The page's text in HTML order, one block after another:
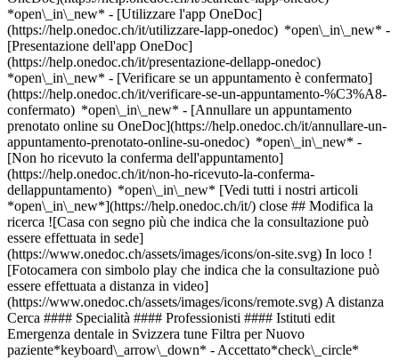
*open\_in\_new* - [Utilizzare l'app OneDoc]
(https://help.onedoc.ch/it/utilizzare-lapp-onedoc) *open\_in\_new* -
[Presentazione dell'app OneDoc]
(https://help.onedoc.ch/it/presentazione-dellapp-onedoc)
*open\_in\_new* - [Verificare se un appuntamento è confermato](https://help.onedoc.ch/it/verificare-se-un-appuntamento-%C3%A8-confermato) *open\_in\_new* - [Annullare un appuntamento prenotato online su OneDoc](https://help.onedoc.ch/it/annullare-un-appuntamento-prenotato-online-su-onedoc) *open\_in\_new* - [Non ho ricevuto la conferma dell'appuntamento](https://help.onedoc.ch/it/non-ho-ricevuto-la-conferma-dellappuntamento) *open\_in\_new* [Vedi tutti i nostri articoli *open\_in\_new*](https://help.onedoc.ch/it/) close ## Modifica la ricerca ![Casa con segno più che indica che la consultazione può essere effettuata in sede](https://www.onedoc.ch/assets/images/icons/on-site.svg) In loco ![Fotocamera con simbolo play che indica che la consultazione può essere effettuata a distanza in video](https://www.onedoc.ch/assets/images/icons/remote.svg) A distanza Cerca #### Specialità #### Professionisti #### Istituti edit Emergenza dentale in Svizzera tune Filtra per Nuovo paziente*keyboard\_arrow\_down* - Accettato*check\_circle* Lingua parlata*keyboard\_arrow\_down* - Albanese*check\_circle* - Arabo*check\_circle* - Armeno*check\_circle* - Catalano*check\_circle* - Croato*check\_circle* - Danese*check\_circle* - Francese*check\_circle* - Greco*check\_circle* - Inglese*check\_circle* - Italiano*check\_circle* - Lussemburghese*check\_circle* - Olandese*check\_circle* - Persiano*check\_circle* - Portoghese*check\_circle* - Rumeno*check\_circle* - Russo*check\_circle* - Serbo*check\_circle* - Spagnolo*check\_circle* - Svedese*check\_circle* - Tedesco*check\_circle* - Turco*check\_circle* Sesso*keyboard\_arrow\_down* - Donna*check\_circle* - Uomo*check\_circle* Rete*keyboard\_arrow\_down* - Hirslanden*check\_circle* Disponibilità*keyboard\_arrow\_down* - Disponibile oggi*check\_circle* - Entro i prossimi 3 giorni*check\_circle* - Entro i prossimi 7 giorni*check\_circle* - Entro i prossimi 14 giorni*check\_circle* # __Emergenza dentale__ in __Svizzera__: prenota il tuo appuntamento online oggi [![Dr. med. dent. Nenad Antic, dentista a Basilea](https://assets.onedoc.ch/images/users/06c2da97398740d4c3fb69798b15164714c62aee7ffdd4dc07d9c522438ba942.jpg "Dr. med. dent. Nenad Antic, dentista a Basilea")](https://www.onedoc.ch/it/dentista/basilea/ppfg/dr-med-dent-nenad-antic) ### [Dr. med. dent. Nenad Antic](https://www.onedoc.ch/it/dentista/basilea/ppfg/dr-med-dent-nenad-antic) ![Badge che indica un profilo verificato](https://www.onedoc.ch/assets/images/icons/checkmark.svg) [Dentista](https://www.onedoc.ch/it/dentista/basilea) [Zahnarztpraxis im Holbeinpark - Dr. med. dent. Nenad Antic](https://www.onedoc.ch/it/studio-dentistico/basilea/ei2w/zahnarztpraxis-im-holbeinpark-dr-med-dent-nenad-antic) Holbeinstrasse 52 4051 Basilea ![Icona paziente con segno più che indica che il professionista accetta nuovi pazienti](https://www.onedoc.ch/assets/images/icons/new-patients.svg)Accetta nuovi pazienti [Prenota un appuntamento](https://www.onedoc.ch/it/dentista/basilea/ppfg/dr-med-dent-nenad-antic) Competenze:[Emergenza dentale](https://www.onedoc.ch/it/emergenza-dentale/basilea), [Gioielli dentali](https://www.onedoc.ch/it/gioielli-dentali/basilea), [Profilassi](https://www.onedoc.ch/it/profilassi/basilea), [Sbiancamento dentale | Bleaching](https://www.onedoc.ch/it/sbiancamento-dentale-bleaching/basilea), [Pedodonzia | Odontoiatria pediatrica](https://www.onedoc.ch/it/pedodonzia-odontoiatria-pediatrica/basilea), [Impianto dentale](https://www.onedoc.ch/it/impianto-dentale/basilea), [Gengivite](https://www.onedoc.ch/it/gengivite/basilea), [Alitosi | Alito cattivo](https://www.onedoc.ch/it/alitosi-alito-cattivo/basilea), [Bruxismo | Digrignamento dei denti](https://www.onedoc.ch/it/bruxismo-digrignamento-dei-denti/basilea), [Brackets](https://www.onedoc.ch/it/brackets/basilea), [Retainer](https://www.onedoc.ch/it/retainer/basilea), [Parodontite | Carie | Cura delle gengive](https://www.onedoc.ch/it/parodontite-carie-cura-delle-gengive/basilea), [Allineamento dei denti | Allineatore trasparente invisibile](https://www.onedoc.ch/it/allineamento-dei-denti-allineatore-trasparente-invisibile/basilea)Vedi di più *chevron\_left* sab 08 ago *chevron\_right* Vedi più appuntamenti *error\_outline* Si è verificato un errore durante il caricamento della disponibilità [Riprova](https://www.onedoc.ch) Competenze:[Emergenza dentale](https://www.onedoc.ch/it/emergenza-dentale/basilea), [Gioielli dentali](https://www.onedoc.ch/it/gioielli-dentali/basilea), [Profilassi](https://www.onedoc.ch/it/profilassi/basilea), [Sbiancamento dentale | Bleaching](https://www.onedoc.ch/it/sbiancamento-dentale-bleaching/basilea), [Pedodonzia | Odontoiatria pediatrica](https://www.onedoc.ch/it/pedodonzia-odontoiatria-pediatrica/basilea), [Impianto dentale](https://www.onedoc.ch/it/impianto-dentale/basilea), [Gengivite](https://www.onedoc.ch/it/gengivite/basilea), [Alitosi | Alito cattivo](https://www.onedoc.ch/it/alitosi-alito-cattivo/basilea), [Bruxismo | Digrignamento dei denti](https://www.onedoc.ch/it/bruxismo-digrignamento-dei-denti/basilea), [Brackets](https://www.onedoc.ch/it/brackets/basilea), [Retainer](https://www.onedoc.ch/it/retainer/basilea), [Parodontite | Carie | Cura delle gengive](https://www.onedoc.ch/it/parodontite-carie-cura-delle-gengive/basilea), [Allineamento dei denti | Allineatore trasparente invisibile](https://www.onedoc.ch/it/allineamento-dei-denti-allineatore-trasparente-invisibile/basilea)Vedi di più [![Dr. Robert Gerstenberger, dentista a Gersau](https://assets.onedoc.ch/images/users/fca4c282c9311f4e006fbc2aedf23aa3060cd6f6f36074fe6c5f8cc24d9bbd83-small.jpg "Dr. Robert Gerstenberger, dentista a Gersau")](https://www.onedoc.ch/it/dentista/gersau/pbb8q/dr-robert-gerstenberger) ### [Dr. Robert Gerstenberger](https://www.onedoc.ch/it/dentista/gersau/pbb8q/dr-robert-gerstenberger) ![Badge che indica un profilo verificato](https://www.onedoc.ch/assets/images/icons/checkmark.svg) [Dentista](https://www.onedoc.ch/it/dentista/gersau) [Zahnzentrum Gersau - Zahnarzt](https://www.onedoc.ch/it/studio-medico-associato/gersau/euf2/zahnzentrum-gersau-zahnarzt) Bachstrasse 14 6442 Gersau ![Icona paziente con segno più che indica che il professionista accetta nuovi pazienti](https://www.onedoc.ch/assets/images/icons/new-patients.svg)Accetta nuovi pazienti [Prenota un appuntamento](https://www.onedoc.ch/it/dentista/gersau/pbb8q/dr-robert-gerstenberger) Competenze:[Emergenza dentale](https://www.onedoc.ch/it/emergenza-dentale/gersau), [Estrazione dentale | Denti del giudizio](https://www.onedoc.ch/it/estrazione-dentale-denti-del-giudizio/gersau), [Lucidatura dentale](https://www.onedoc.ch/it/lucidatura-dentale/gersau), [Detartrasi](https://www.onedoc.ch/it/detartrasi/gersau)Vedi di più *chevron\_left* sab 08 ago *chevron\_right* Vedi più appuntamenti *error\_outline* Si è verificato un errore durante il caricamento della disponibilità [Riprova](https://www.onedoc.ch) Competenze:[Emergenza dentale](https://www.onedoc.ch/it/emergenza-dentale/gersau), [Estrazione dentale | Denti del giudizio](https://www.onedoc.ch/it/estrazione-dentale-denti-del-giudizio/gersau), [Lucidatura dentale](https://www.onedoc.ch/it/lucidatura-dentale/gersau), [Detartrasi](https://www.onedoc.ch/it/detartrasi/gersau)Vedi di più [![Dr. André Coelho, dentista a Ginevra](https://assets.onedoc.ch/images/users/34a768f26cddc61688f5fcd1c16d76187b89e80214485d71aa20ea2eb4bdbc21-small.jpg "Dr. André Coelho, dentista a Ginevra")](https://www.onedoc.ch/it/dentista/ginevra/pcwgo/dr-andre-coelho) ### [Dr. André Coelho](https://www.onedoc.ch/it/dentista/ginevra/pcwgo/dr-andre-coelho) ![Badge che indica un profilo verificato](https://www.onedoc.ch/assets/images/icons/checkmark.svg) [Dentista](https://www.onedoc.ch/it/dentista/ginevra) [Clinique Dentaire de Chantepoulet](https://www.onedoc.ch/it/studio-dentistico/ginevra/ee1s/clinique-dentaire-de-chantepoulet) Rue de Chantepoulet 21 1201 Ginevra ![Icona paziente con segno più che indica che il professionista accetta nuovi pazienti](https://www.onedoc.ch/assets/images/icons/new-patients.svg)Accetta nuovi pazienti [Prenota un appuntamento](https://www.onedoc.ch/it/dentista/ginevra/pcwgo/dr-andre-coelho) Competenze:[Emergenza dentale](https://www.onedoc.ch/it/emergenza-dentale/ginevra), [Ascesso dentale](https://www.onedoc.ch/it/ascesso-dentale/ginevra), [Infezione dentale | Mal di denti](https://www.onedoc.ch/it/infezione-dentale-mal-di-denti/ginevra), [Carie](https://www.onedoc.ch/it/carie/ginevra), [Devitalizzazione](https://www.onedoc.ch/it/devitalizzazione/ginevra), [Faccette dentali in ceramica | Faccette](https://www.onedoc.ch/it/faccette-dentali-in-ceramica-faccette/ginevra), [Corone dentali](https://www.onedoc.ch/it/corone-dentali/ginevra), [Bruxismo | Digrignamento dei denti](https://www.onedoc.ch/it/bruxismo-digrignamento-dei-denti/ginevra), [Chirurgia orale pediatrica](https://www.onedoc.ch/it/chirurgia-orale-pediatrica/ginevra), [Endodonzia](https://www.onedoc.ch/it/endodonzia/ginevra)Vedi di più *chevron\_left* sab 08 ago *chevron\_right* Vedi più appuntamenti *error\_outline* Si è verificato un errore durante il caricamento della disponibilità [Riprova](https://www.onedoc.ch) Competenze:[Emergenza dentale](https://www.onedoc.ch/it/emergenza-dentale/ginevra), [Ascesso dentale](https://www.onedoc.ch/it/ascesso-dentale/ginevra), [Infezione dentale | Mal di denti](https://www.onedoc.ch/it/infezione-dentale-mal-di-denti/ginevra), [Carie](https://www.onedoc.ch/it/carie/ginevra), [Devitalizzazione](https://www.onedoc.ch/it/devitalizzazione/ginevra), [Faccette dentali in ceramica | Faccette](https://www.onedoc.ch/it/faccette-dentali-in-ceramica-faccette/ginevra), [Corone dentali](https://www.onedoc.ch/it/corone-dentali/ginevra), [Bruxismo | Digrignamento dei denti](https://www.onedoc.ch/it/bruxismo-digrignamento-dei-denti/ginevra), [Chirurgia orale pediatrica](https://www.onedoc